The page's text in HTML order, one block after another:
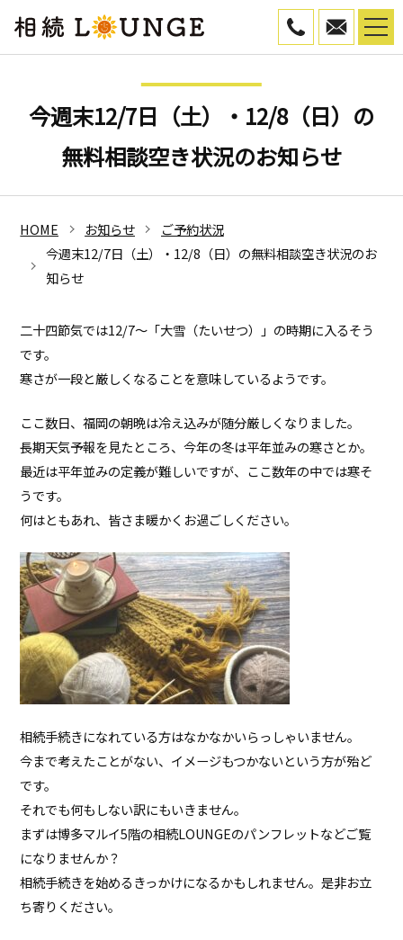
050-5799-
WEB
今週末12/7日（土）・12/8（日）の
無料相談空き状況のお知らせ
HOME お知らせ
ご予約状況
今週末12/7日（土）・12/8（日）の無料相談空き状況のお
知らせ
二十四節気では12/7～「大雪（たいせつ）」の時期に入るそう
です。
寒さが一段と厳しくなることを意味しているようです。
ここ数日、福岡の朝晩は冷え込みが随分厳しくなりました。
長期天気予報を見たところ、今年の冬は平年並みの寒さとか。
最近は平年並みの定義が難しいですが、ここ数年の中では寒そ
うです。
何はともあれ、皆さま暖かくお過ごしください。
相続手続きになれている方はなかなかいらっしゃいません。
今まで考えたことがない、イメージもつかないという方が殆ど
です。
それでも何もしない訳にもいきません。
まずは博多マルイ5階の相続LOUNGEのパンフレットなどご覧
になりませんか？
相続手続きを始めるきっかけになるかもしれません。是非お立
ち寄りください。